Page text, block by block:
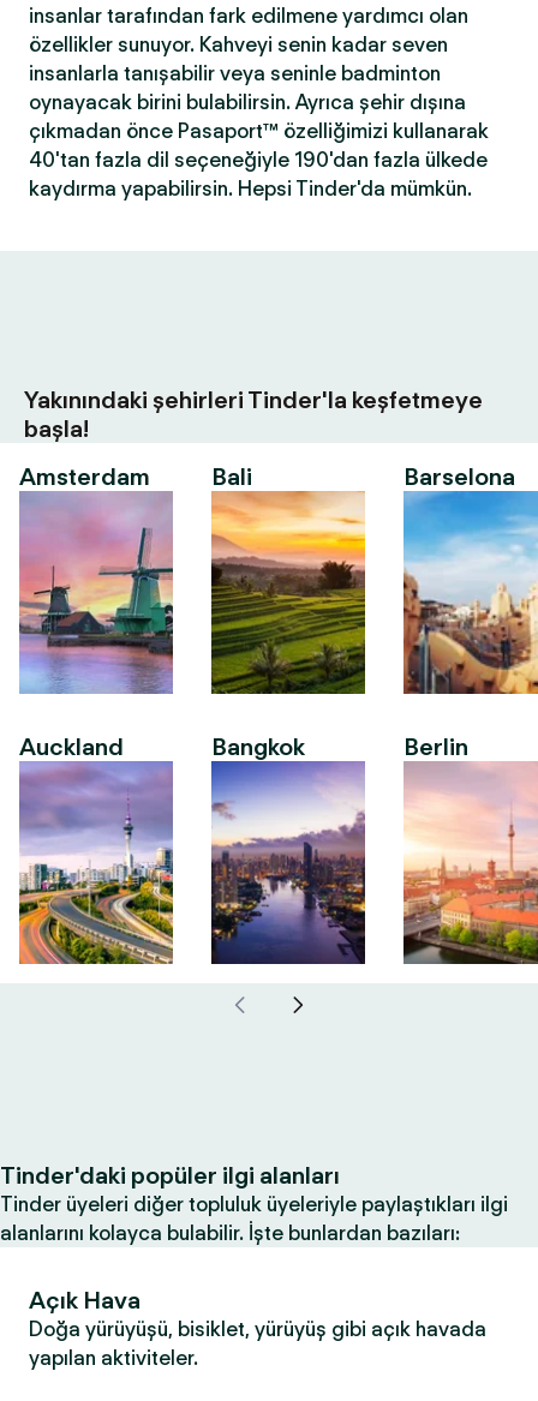
insanlar tarafından fark edilmene yardımcı olan
özellikler sunuyor. Kahveyi senin kadar seven
insanlarla tanışabilir veya seninle badminton
oynayacak birini bulabilirsin. Ayrıca şehir dışına
çıkmadan önce Pasaport™ özelliğimizi kullanarak
40'tan fazla dil seçeneğiyle 190'dan fazla ülkede
kaydırma yapabilirsin. Hepsi Tinder'da mümkün.
Yakınındaki şehirleri Tinder'la keşfetmeye
başla!
Amsterdam
Auckland
Bali
Bangkok
Barselona
Berlin
Tinder'daki popüler ilgi alanları
Tinder üyeleri diğer topluluk üyeleriyle paylaştıkları ilgi
alanlarını kolayca bulabilir. İşte bunlardan bazıları:
Açık Hava
Doğa yürüyüşü, bisiklet, yürüyüş gibi açık havada
yapılan aktiviteler.